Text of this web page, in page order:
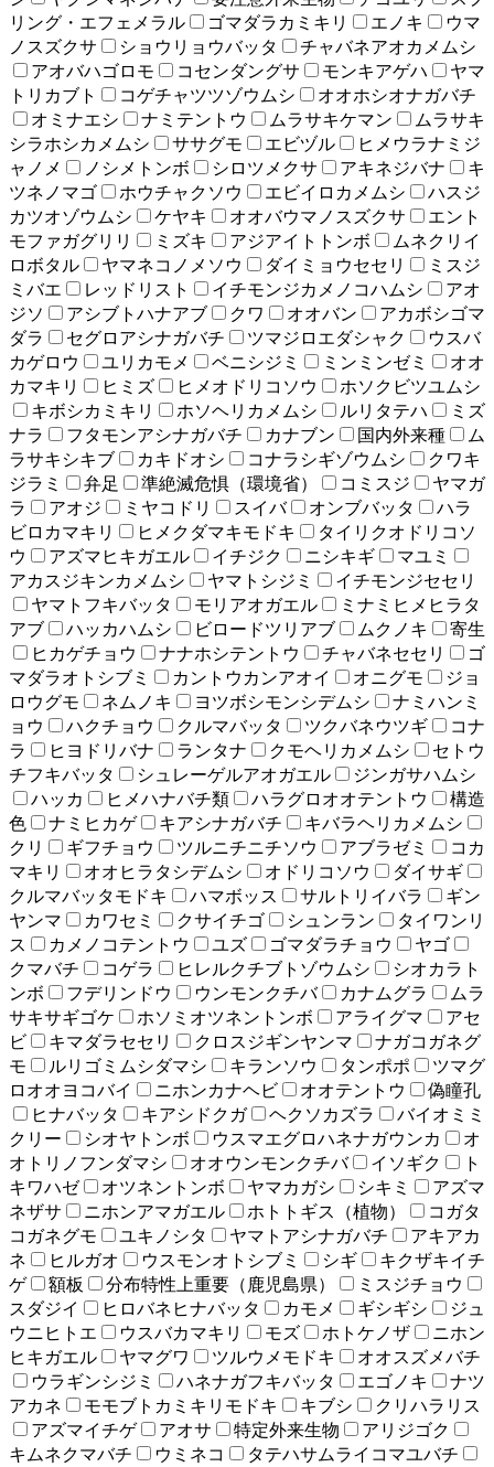
リング・エフェメラル
ゴマダラカミキリ エノキ
ウマ
ノスズクサ
ショウリョウバッタ
チャバネアオカメムシ
アオバハゴロモ
コセンダングサ モンキアゲハ
ヤマ
トリカブト
コゲチャツツゾウムシ
オオホシオナガバチ
オミナエシ
ナミテントウ ムラサキケマン
ムラサキ
シラホシカメムシ
ササグモ エビヅル
ヒメウラナミジ
ャノメ
ノシメトンボ シロツメクサ アキネジバナ
キ
ツネノマゴ
ホウチャクソウ エビイロカメムシ
ハスジ
カツオゾウムシ
ケヤキ オオバウマノスズクサ
エント
モファガグリリ
ミズキ アジアイトトンボ
ムネクリイ
ロボタル
ヤマネコノメソウ ダイミョウセセリ
ミスジ
ミバエ
レッドリスト イチモンジカメノコハムシ
アオ
ジソ
アシブトハナアブ クワ オオバン
アカボシゴマ
ダラ
セグロアシナガバチ ツマジロエダシャク
ウスバ
カゲロウ
ユリカモメ ベニシジミ ミンミンゼミ
オオ
カマキリ
ヒミズ ヒメオドリコソウ
ホソクビツユムシ
キボシカミキリ
ホソヘリカメムシ ルリタテハ
ミズ
ナラ
フタモンアシナガバチ カナブン 国内外来種
ム
ラサキシキブ
カキドオシ コナラシギゾウムシ
クワキ
ジラミ
弁足 準絶滅危惧（環境省） コミスジ
ヤマガ
ラ
アオジ ミヤコドリ スイバ オンブバッタ
ハラ
ビロカマキリ
ヒメクダマキモドキ
タイリクオドリコソ
ウ
アズマヒキガエル イチジク ニシキギ
マユミ
アカスジキンカメムシ
ヤマトシジミ
イチモンジセセリ
ヤマトフキバッタ
モリアオガエル
ミナミヒメヒラタ
アブ
ハッカハムシ ビロードツリアブ ムクノキ
寄生
ヒカゲチョウ
ナナホシテントウ チャバネセセリ
ゴ
マダラオトシブミ
カントウカンアオイ オニグモ
ジョ
ロウグモ
ネムノキ ヨツボシモンシデムシ
ナミハンミ
ョウ
ハクチョウ クルマバッタ ツクバネウツギ
コナ
ラ
ヒヨドリバナ ランタナ クモヘリカメムシ
セトウ
チフキバッタ
シュレーゲルアオガエル
ジンガサハムシ
ハッカ
ヒメハナバチ類 ハラグロオオテントウ
構造
色
ナミヒカゲ キアシナガバチ
キバラヘリカメムシ
クリ
ギフチョウ ツルニチニチソウ アブラゼミ
コカ
マキリ
オオヒラタシデムシ オドリコソウ
ダイサギ
クルマバッタモドキ
ハマボッス サルトリイバラ
ギン
ヤンマ
カワセミ クサイチゴ シュンラン
タイワンリ
ス
カメノコテントウ ユズ ゴマダラチョウ
ヤゴ
クマバチ
コゲラ ヒレルクチブトゾウムシ
シオカラト
ンボ
フデリンドウ ウンモンクチバ カナムグラ
ムラ
サキサギゴケ
ホソミオツネントンボ アライグマ
アセ
ビ
キマダラセセリ クロスジギンヤンマ
ナガコガネグ
モ
ルリゴミムシダマシ キランソウ タンポポ
ツマグ
ロオオヨコバイ
ニホンカナヘビ オオテントウ
偽瞳孔
ヒナバッタ
キアシドクガ ヘクソカズラ
バイオミミ
クリー
シオヤトンボ ウスマエグロハネナガウンカ
オ
オトリノフンダマシ
オオウンモンクチバ イソギク
ト
キワハゼ
オツネントンボ ヤマカガシ シキミ
アズマ
ネザサ
ニホンアマガエル ホトトギス（植物）
コガタ
コガネグモ
ユキノシタ ヤマトアシナガバチ
アキアカ
ネ
ヒルガオ ウスモンオトシブミ シギ
キクザキイチ
ゲ
額板 分布特性上重要（鹿児島県）
ミスジチョウ
スダジイ
ヒロバネヒナバッタ カモメ ギシギシ
ジュ
ウニヒトエ
ウスバカマキリ モズ ホトケノザ
ニホン
ヒキガエル
ヤマグワ ツルウメモドキ
オオスズメバチ
ウラギンシジミ
ハネナガフキバッタ エゴノキ
ナツ
アカネ
モモブトカミキリモドキ キブシ
クリハラリス
アズマイチゲ
アオサ 特定外来生物
アリジゴク
キムネクマバチ
ウミネコ タテハサムライコマユバチ